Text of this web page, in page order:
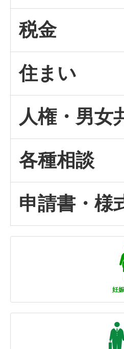
税金
住まい
人権・男女
各種相談
申請書・様
妊